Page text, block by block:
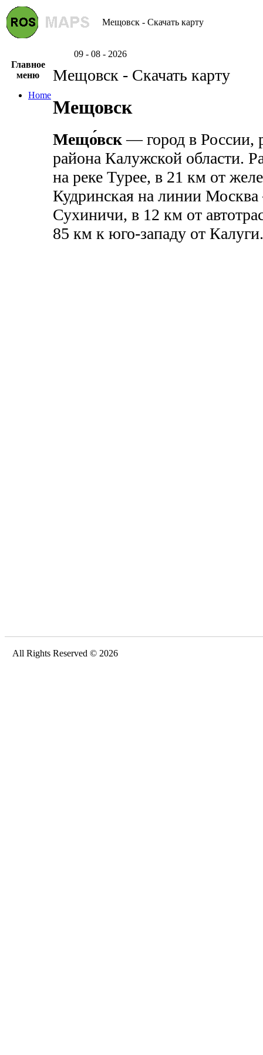
Мещовск - Скачать карту
09 - 08 - 2026
Главное
меню
Home
Мещовск - Скачать карту
Мещовск
Мещо́вск — город в России,
района Калужской области.
на реке Турее, в 21 км от
Кудринская на линии
Сухиничи, в 12 км от
85 км к юго-западу от Калуги.
All Rights Reserved © 2026